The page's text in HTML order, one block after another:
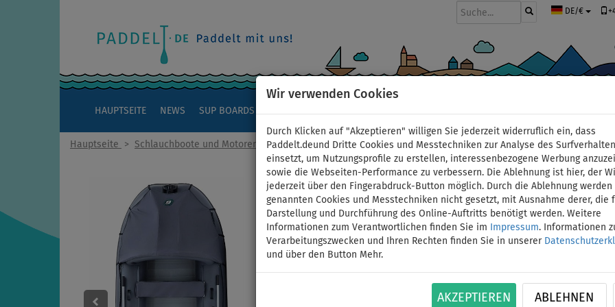
Wir verwenden Cookies
Durch Klicken auf "Akzeptieren" willigen Sie jederzeit widerruflich ein, dass
Paddelt.deund Dritte Cookies und Messtechniken zur Analyse des
einsetzt, um Nutzungsprofile zu erstellen, interessenbezogene Werbung
sowie die Webseiten-Performance zu verbessern. Die Ablehnung ist hier, der
jederzeit über den Fingerabdruck-Button möglich. Durch die Ablehnung werden
genannten Cookies und Messtechniken nicht gesetzt, mit Ausnahme derer, die
Darstellung und Durchführung des Online-Auftritts benötigt werden. Weitere
Informationen zum Verantwortlichen finden Sie im
Impressum. Informationen
Verarbeitungszwecken und Ihren Rechten finden Sie in unserer
und über den Button Mehr.
AKZEPTIEREN ABLEHNEN
DE/€
HAUPTSEITE NEWS SUP BOARDS
Hauptseite > Schlauchboote und Motoren
Schlauchboot
mit Aluminiumboden
ADVANCE 70 12V